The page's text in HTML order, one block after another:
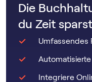
Die
du Zeit sparst
Umfassendes
Automatisierte
Integriere